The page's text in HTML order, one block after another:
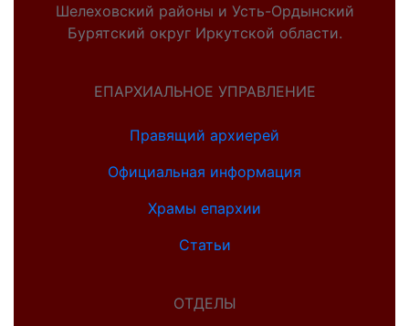
Шелеховский районы и Усть-Ордынский
Бурятский округ Иркутской области.
ЕПАРХИАЛЬНОЕ УПРАВЛЕНИЕ
Правящий архиерей
Официальная информация
Храмы епархии
Статьи
ОТДЕЛЫ